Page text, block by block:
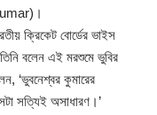
ক্রিকেট বোর্ডের ভাইস
বলেন এই মরশুমে ভুবির
‘ভুবনেশ্বর কুমারের
সত্যিই অসাধারণ।’